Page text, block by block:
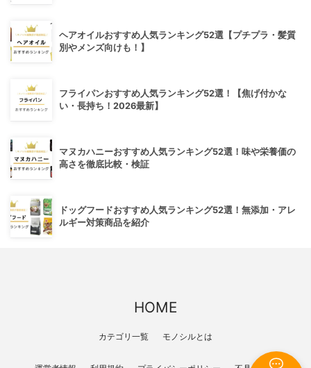
ヘアオイルおすすめ人気ランキング52選【プチプラ・髪質
別やメンズ向けも！】
フライパンおすすめ人気ランキング52選！【焦げ付かな
い・長持ち！2026最新】
マヌカハニーおすすめ人気ランキング52選！味や栄養価の
高さを徹底比較・検証
ドッグフードおすすめ人気ランキング52選！無添加・アレ
ルギー対策商品を紹介
HOME
カテゴリ一覧 モノシルとは